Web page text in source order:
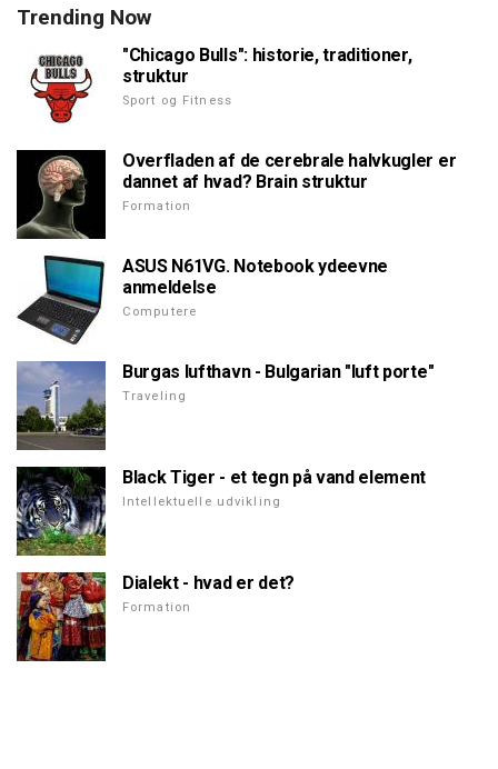
Trending Now
"Chicago Bulls": historie, traditioner,
struktur
Sport og Fitness
Overfladen af de cerebrale halvkugler er
dannet af hvad? Brain struktur
Formation
ASUS N61VG. Notebook ydeevne
anmeldelse
Computere
Burgas lufthavn - Bulgarian "luft porte"
Traveling
Black Tiger - et tegn på vand element
Intellektuelle udvikling
Dialekt - hvad er det?
Formation